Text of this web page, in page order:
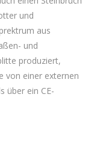
und
aus
und
produziert,
von einer externen
über ein CE-